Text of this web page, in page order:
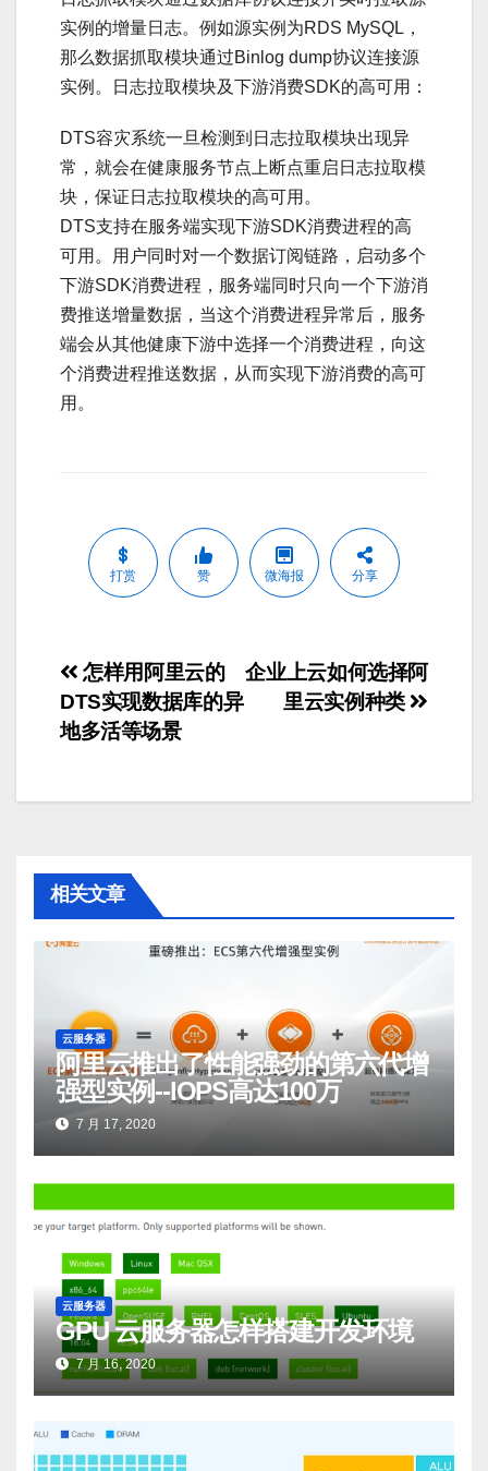
实例的增量日志。例如源实例为RDS MySQL，
那么数据抓取模块通过Binlog dump协议连接源
实例。日志拉取模块及下游消费SDK的高可用：
DTS容灾系统一旦检测到日志拉取模块出现异
常，就会在健康服务节点上断点重启日志拉取模
块，保证日志拉取模块的高可用。
DTS支持在服务端实现下游SDK消费进程的高
可用。用户同时对一个数据订阅链路，启动多个
下游SDK消费进程，服务端同时只向一个下游消
费推送增量数据，当这个消费进程异常后，服务
端会从其他健康下游中选择一个消费进程，向这
个消费进程推送数据，从而实现下游消费的高可
用。
打赏 赞 微海报 分享
文
章
航
企业上云如何选择阿
里云实例种类
怎样用阿里云的
DTS实现数据库的异
地多活等场景
相关文章
云服务器
阿里云推出了性能强劲的第六代增
强型实例--IOPS高达100万
7 月 17, 2020
云服务器
GPU 云服务器怎样搭建开发环境
7 月 16, 2020